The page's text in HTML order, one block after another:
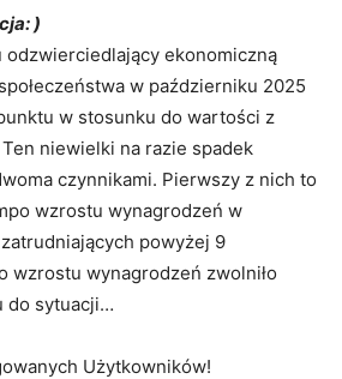
)
odzwierciedlający ekonomiczną
w październiku 2025
w stosunku do wartości z
niewielki na razie spadek
czynnikami. Pierwszy z nich to
wzrostu wynagrodzeń w
powyżej 9
wzrostu wynagrodzeń zwolniło
do sytuacji…
Użytkowników!